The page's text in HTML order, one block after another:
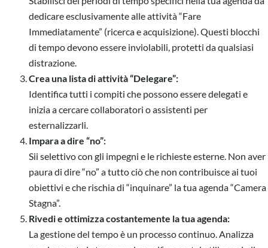
dedicare esclusivamente alle attività “Fare
Immediatamente” (ricerca e acquisizione). Questi blocchi
di tempo devono essere inviolabili, protetti da qualsiasi
distrazione.
Crea una lista di attività “Delegare”:
Identifica tutti i compiti che possono essere delegati e
inizia a cercare collaboratori o assistenti per
esternalizzarli.
Impara a dire “no”:
Sii selettivo con gli impegni e le richieste esterne. Non aver
paura di dire “no” a tutto ciò che non contribuisce ai tuoi
obiettivi e che rischia di “inquinare” la tua agenda “Camera
Stagna”.
Rivedi e ottimizza costantemente la tua agenda:
La gestione del tempo è un processo continuo. Analizza